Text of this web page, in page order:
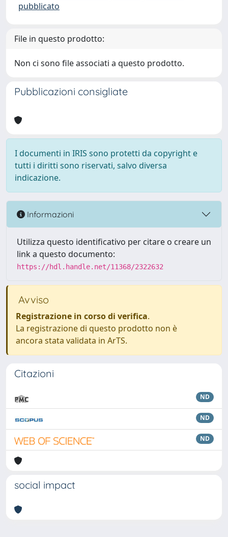
pubblicato
File in questo prodotto:
Non ci sono file associati a questo prodotto.
Pubblicazioni consigliate
I documenti in IRIS sono protetti da copyright e
tutti i diritti sono riservati, salvo diversa
indicazione.
Informazioni
Utilizza questo identificativo per citare o creare un
link a questo documento:
https://hdl.handle.net/11368/2322632
Avviso
Registrazione in corso di verifica.
La registrazione di questo prodotto non è
ancora stata validata in ArTS.
Citazioni
ND
ND
ND
social impact